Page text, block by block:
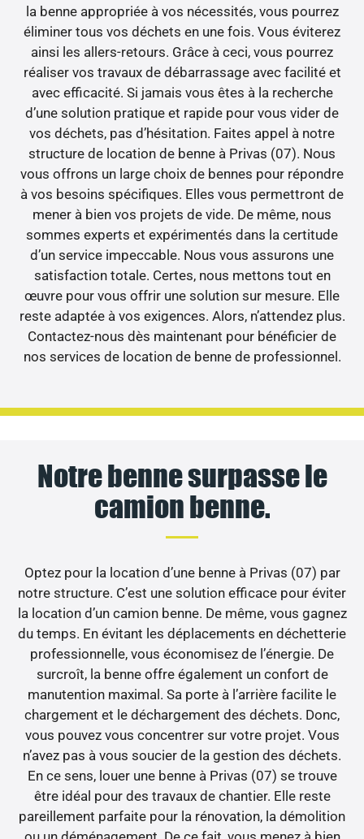
la benne appropriée à vos nécessités, vous pourrez
éliminer tous vos déchets en une fois. Vous éviterez
ainsi les allers-retours. Grâce à ceci, vous pourrez
réaliser vos travaux de débarrassage avec facilité et
avec efficacité. Si jamais vous êtes à la recherche
d’une solution pratique et rapide pour vous vider de
vos déchets, pas d’hésitation. Faites appel à notre
structure de location de benne à Privas (07). Nous
vous offrons un large choix de bennes pour répondre
à vos besoins spécifiques. Elles vous permettront de
mener à bien vos projets de vide. De même, nous
sommes experts et expérimentés dans la certitude
d’un service impeccable. Nous vous assurons une
satisfaction totale. Certes, nous mettons tout en
œuvre pour vous offrir une solution sur mesure. Elle
reste adaptée à vos exigences. Alors, n’attendez plus.
Contactez-nous dès maintenant pour bénéficier de
nos services de location de benne de professionnel.
Notre benne surpasse le
camion benne.
Optez pour la location d’une benne à Privas (07) par
notre structure. C’est une solution efficace pour éviter
la location d’un camion benne. De même, vous gagnez
du temps. En évitant les déplacements en déchetterie
professionnelle, vous économisez de l’énergie. De
surcroît, la benne offre également un confort de
manutention maximal. Sa porte à l’arrière facilite le
chargement et le déchargement des déchets. Donc,
vous pouvez vous concentrer sur votre projet. Vous
n’avez pas à vous soucier de la gestion des déchets.
En ce sens, louer une benne à Privas (07) se trouve
être idéal pour des travaux de chantier. Elle reste
pareillement parfaite pour la rénovation, la démolition